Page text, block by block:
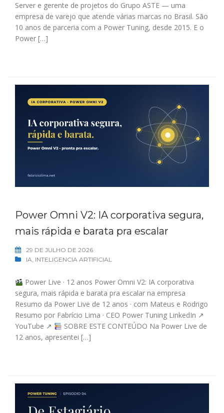
Server e gerente de projetos do Grupo ASTE — uma
empresa de varejo que atende várias marcas no Brasil. São
10 anos de parceria com a Power Tuning, desde 2015. E o
Power […]
Power Omni V2: IA corporativa segura,
mais rápida e barata pra escalar
29 DE JULHO DE 2026
IA, INTELIGENCIA ARTIFICIAL
Power Live · 12 anos Power Omni V2: IA corporativa
segura, mais rápida e barata pra escalar na empresa
Resumo da Power Live de 12 anos · com Mateus e Rodrigo
Resumo por Fabrício Lima · CEO Power Tuning LinkedIn ↗
YouTube ↗
SOBRE ESTE CONTEÚDO Na Power Live de
12 anos, apresentei […]